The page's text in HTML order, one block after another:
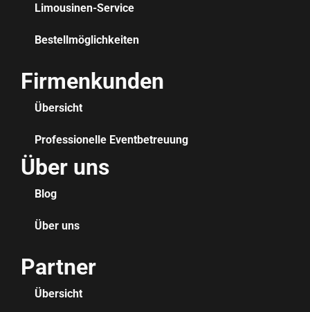
Limousinen-Service
Bestellmöglichkeiten
Firmenkunden
Übersicht
Professionelle Eventbetreuung
Über uns
Blog
Über uns
Partner
Übersicht